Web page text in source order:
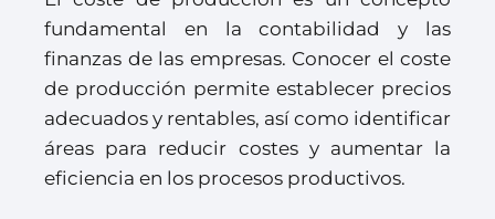
fundamental en la contabilidad y las
finanzas de las empresas. Conocer el coste
de producción permite establecer precios
adecuados y rentables, así como identificar
áreas para reducir costes y aumentar la
eficiencia en los procesos productivos.